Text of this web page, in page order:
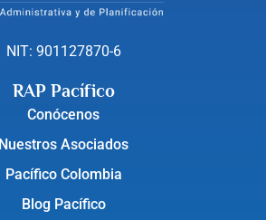
NIT: 901127870-6
RAP Pacífico
Conócenos
Nuestros Asociados
Pacífico Colombia
Blog Pacífico